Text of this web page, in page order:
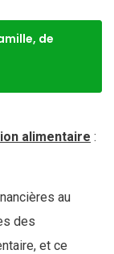
de
alimentaire :
au
des
et ce